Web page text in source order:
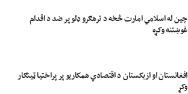
چین له اسلامي امارت څخه د ترهګرو ډلو پر ضد د اقدام
غوښتنه وکړه
افغانستان او ازبکستان د اقتصادي همکاریو پر پراختیا ټینګار
وکړ